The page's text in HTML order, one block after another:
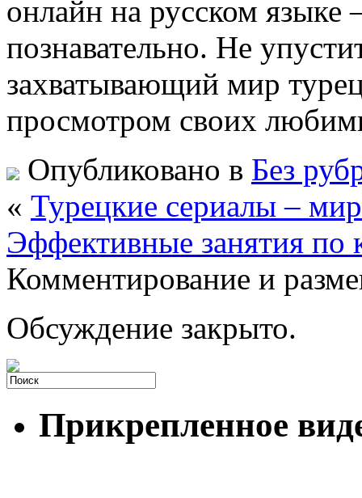
онлайн на русском
познавательно. Не
захватывающий мир
просмотром своих
Опубликовано в Без
« Турецкие сериалы –
Эффективные занятия по
Комментирование и
Обсуждение закрыто.
Прикрепленное